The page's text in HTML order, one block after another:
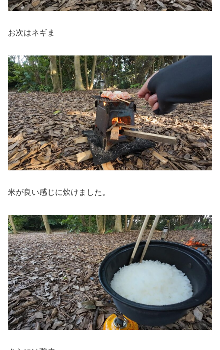
お次はネギま
米が良い感じに炊けました。